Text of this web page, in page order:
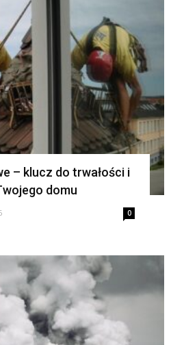
– klucz do trwałości i
domu
0